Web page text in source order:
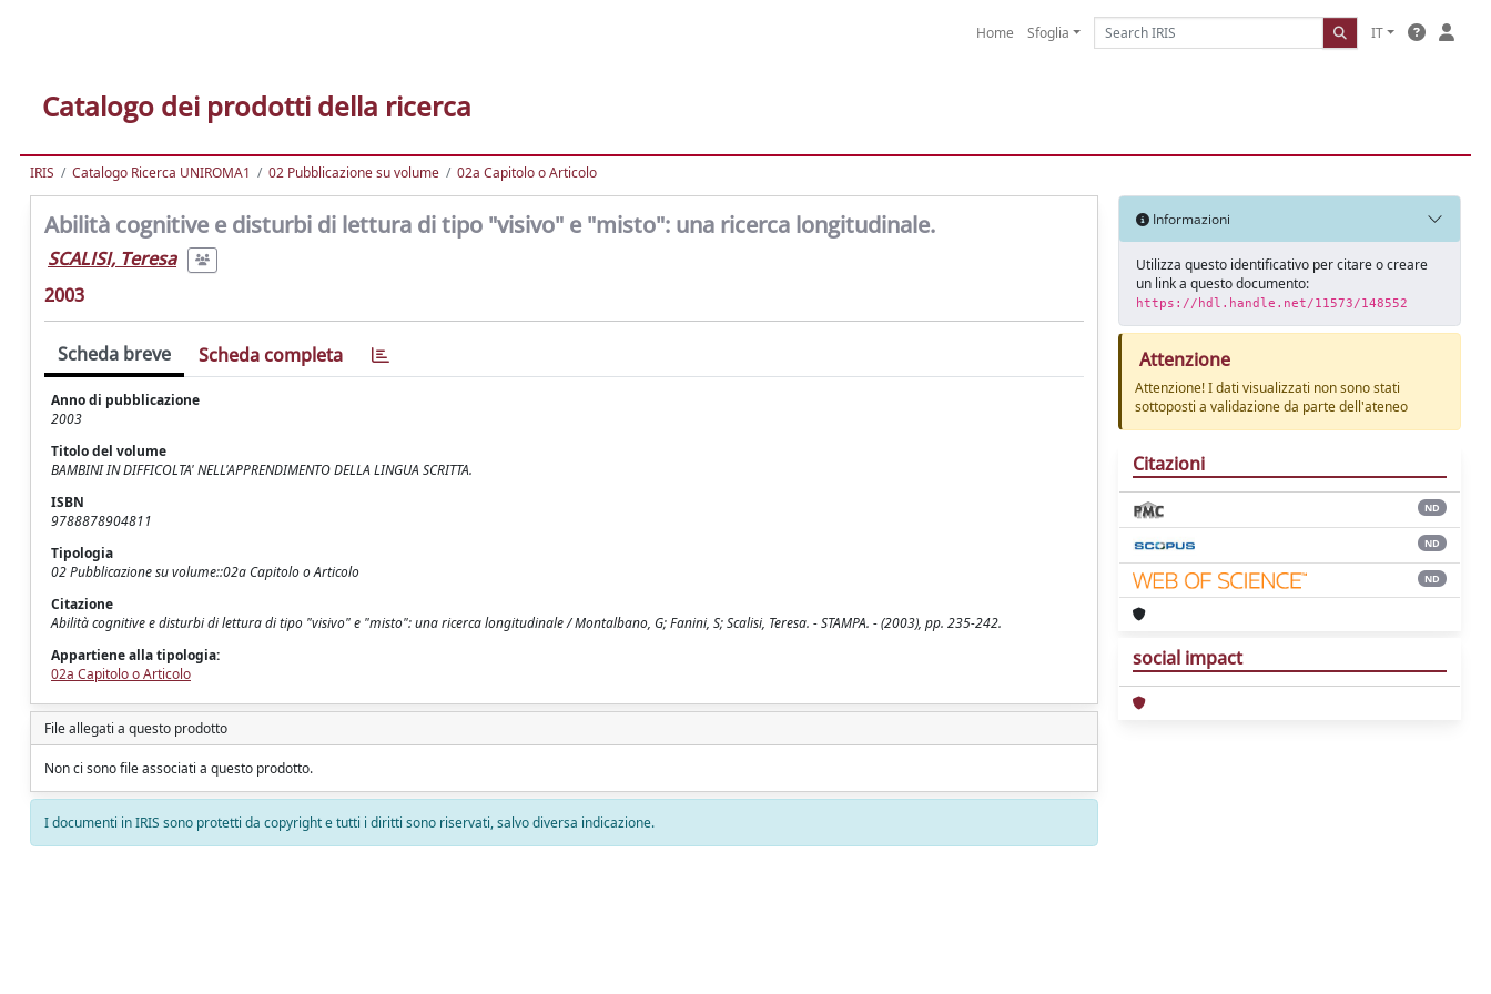
Home Sfoglia IT
Catalogo dei prodotti della ricerca
IRIS Catalogo Ricerca UNIROMA1 02 Pubblicazione su volume 02a Capitolo o Articolo
Abilità cognitive e disturbi di lettura di tipo "visivo" e "misto": una ricerca longitudinale.
SCALISI, Teresa
2003
Scheda breve Scheda completa
Anno di pubblicazione
2003
Titolo del volume
BAMBINI IN DIFFICOLTA' NELL'APPRENDIMENTO DELLA LINGUA SCRITTA.
ISBN
9788878904811
Tipologia
02 Pubblicazione su volume::02a Capitolo o Articolo
Citazione
Abilità cognitive e disturbi di lettura di tipo "visivo" e "misto": una ricerca longitudinale / Montalbano, G; Fanini, S; Scalisi, Teresa. - STAMPA. - (2003), pp. 235-242.
Appartiene alla tipologia:
02a Capitolo o Articolo
File allegati a questo prodotto
Non ci sono file associati a questo prodotto.
I documenti in IRIS sono protetti da copyright e tutti i diritti sono riservati, salvo diversa indicazione.
Informazioni
Utilizza questo identificativo per citare o creare
un link a questo documento:
https://hdl.handle.net/11573/148552
Attenzione
Attenzione! I dati visualizzati non sono stati
sottoposti a validazione da parte dell'ateneo
Citazioni
ND
ND
ND
social impact